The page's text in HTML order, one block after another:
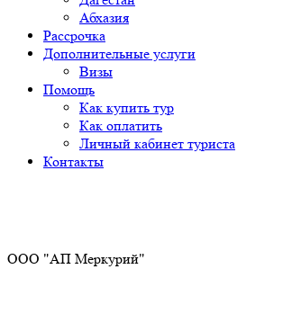
Абхазия
Рассрочка
Дополнительные услуги
Визы
Помощь
Как купить тур
Как оплатить
Личный кабинет туриста
Контакты
ООО "АП Меркурий"